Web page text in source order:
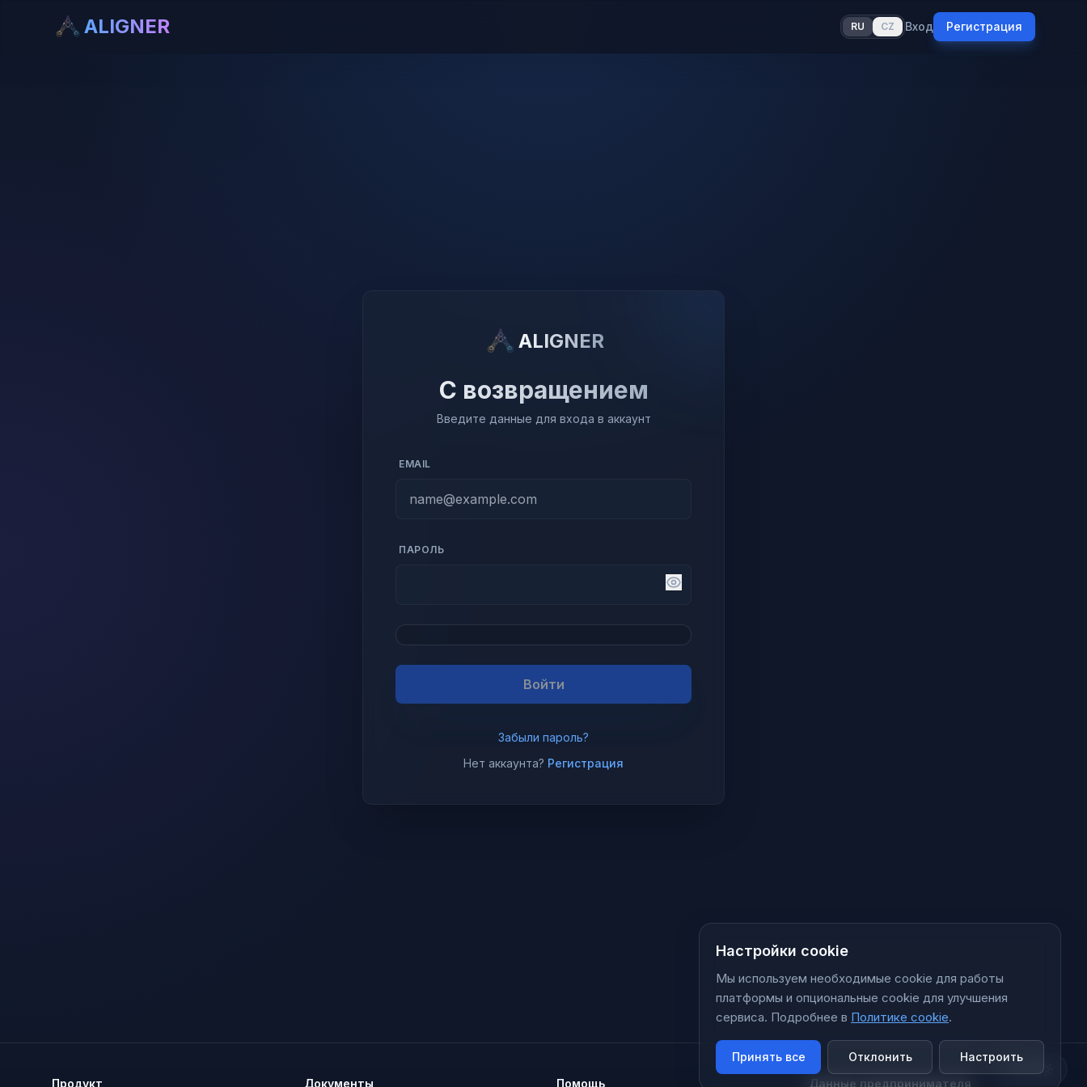
ALIGNER RU CZ Вход Регистрация
ALIGNER
С возвращением
Введите данные для входа в аккаунт
EMAIL
ПАРОЛЬ
Войти
Забыли пароль?
Нет аккаунта? Регистрация
Продукт Документы Помощь Данные предпринимателя
Настройки cookie
Мы используем необходимые cookie для работы
платформы и опциональные cookie для улучшения
сервиса. Подробнее в Политике cookie.
Принять все Отклонить Настроить